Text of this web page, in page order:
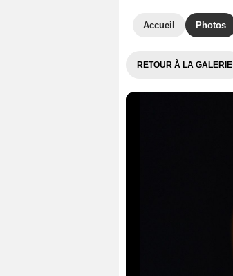
Accueil Photos
RETOUR À LA GALERIE